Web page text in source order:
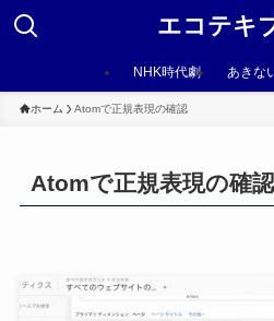
エコテキ
NHK時代劇 あきな
ホーム Atomで正規表現の確認
Atomで正規表現の確